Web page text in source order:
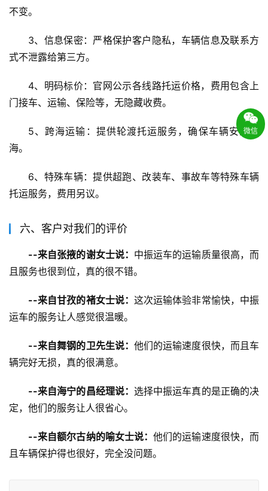
不变。
3、信息保密：严格保护客户隐私，车辆信息及联系方
式不泄露给第三方。
4、明码标价：官网公示各线路托运价格，费用包含上
门接车、运输、保险等，无隐藏收费。
5、跨海运输：提供轮渡托运服务，确保车辆安全渡
海。
6、特殊车辆：提供超跑、改装车、事故车等特殊车辆
托运服务，费用另议。
六、客户对我们的评价
--来自张掖的谢女士说： 中振运车的运输质量很高，而
且服务也很到位，真的很不错。
--来自甘孜的褚女士说： 这次运输体验非常愉快，中振
运车的服务让人感觉很温暖。
--来自舞钢的卫先生说： 他们的运输速度很快，而且车
辆完好无损，真的很满意。
--来自海宁的昌经理说： 选择中振运车真的是正确的决
定，他们的服务让人很省心。
--来自额尔古纳的喻女士说：他们的运输速度很快，而
且车辆保护得也很好，完全没问题。
微信